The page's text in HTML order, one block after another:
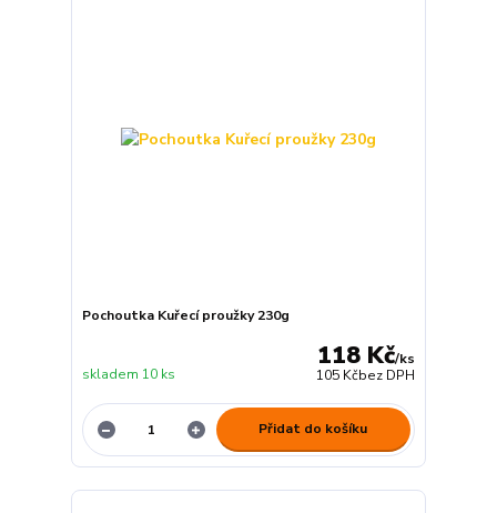
Pochoutka Kuřecí proužky 230g
118 Kč/ks
105 Kčbez DPH
skladem 10 ks
Přidat do košíku